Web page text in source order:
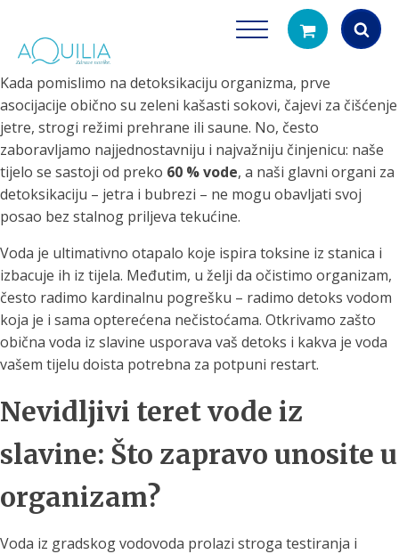
Products
search
Kada pomislimo na detoksikaciju organizma, prve
asocijacije obično su zeleni kašasti sokovi, čajevi za čišćenje
jetre, strogi režimi prehrane ili saune. No, često
zaboravljamo najjednostavniju i najvažniju činjenicu: naše
tijelo se sastoji od preko 60 % vode, a naši glavni organi za
detoksikaciju – jetra i bubrezi – ne mogu obavljati svoj
posao bez stalnog priljeva tekućine.
Voda je ultimativno otapalo koje ispira toksine iz stanica i
izbacuje ih iz tijela. Međutim, u želji da očistimo organizam,
često radimo kardinalnu pogrešku – radimo detoks vodom
koja je i sama opterećena nečistoćama. Otkrivamo zašto
obična voda iz slavine usporava vaš detoks i kakva je voda
vašem tijelu doista potrebna za potpuni restart.
Nevidljivi teret vode iz
slavine: Što zapravo unosite u
organizam?
Voda iz gradskog vodovoda prolazi stroga testiranja i
Tuš glave
filtriranje vode za tuširanje
Vrčevi za
Potpuno prijenosno
čistu vodu za